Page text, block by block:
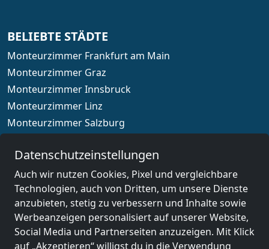
BELIEBTE STÄDTE
Monteurzimmer Frankfurt am Main
Monteurzimmer Graz
Monteurzimmer Innsbruck
Monteurzimmer Linz
Monteurzimmer Salzburg
Länderauswahl
© 2026 www.monteurzimmerguru.at
Datenschutzeinstellungen
Auch wir nutzen Cookies, Pixel und vergleichbare
Technologien, auch von Dritten, um unsere Dienste
anzubieten, stetig zu verbessern und Inhalte sowie
Werbeanzeigen personalisiert auf unserer Website,
Social Media und Partnerseiten anzuzeigen. Mit Klick
auf „Akzeptieren“ willigst du in die Verwendung